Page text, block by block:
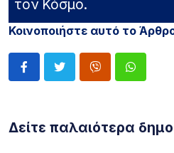
τον Κόσμο.
Κοινοποιήστε αυτό το
Δείτε παλαιότερα